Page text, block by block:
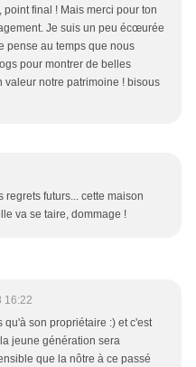
final ! Mais merci pour ton
Je suis un peu écœurée
pense au temps que nous
pour montrer de belles
valeur notre patrimoine ! bisous
regrets futurs... cette maison
va se taire, dommage !
16:22
qu'à son propriétaire :) et c'est
jeune génération sera
que la nôtre à ce passé